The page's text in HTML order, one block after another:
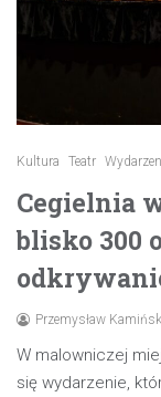
Kultura Teatr
Cegielnia
blisko 300
Przemysław
W malowniczej
się wydarzenie,